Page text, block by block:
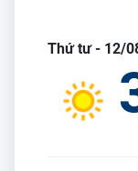
Thứ tư - 12/